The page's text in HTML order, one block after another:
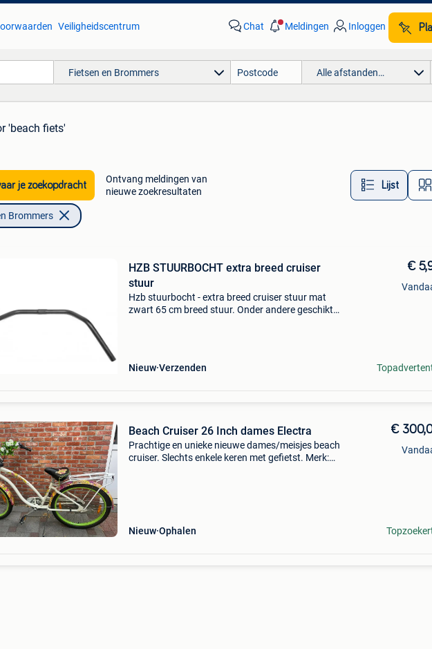
Veiligheidscentrum Chat Meldingen Inloggen
Fietsen en Brommers Alle afstanden…
'beach fiets'
je zoekopdracht
Ontvang meldingen van
nieuwe zoekresultaten
Lijst
Brommers
HZB STUURBOCHT extra breed cruiser
stuur
Hzb stuurbocht - extra breed cruiser stuur mat
zwart 65 cm breed stuur. Onder andere geschikt
Nieuw Verzenden
€
Beach Cruiser 26 Inch dames Electra
Prachtige en unieke nieuwe dames/meisjes beach
cruiser. Slechts enkele keren met gefietst. Merk:
Nieuw Ophalen
€